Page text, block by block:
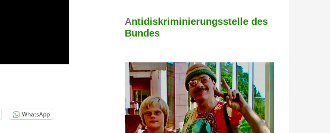
WhatsApp
Antidiskriminierungsstelle des
Bundes